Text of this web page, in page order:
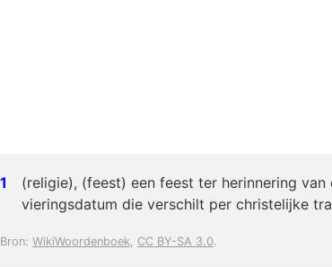
(religie), (feest) een feest ter herinnering
vieringsdatum die verschilt per christelijke
Bron: WikiWoordenboek, CC BY-SA 3.0.